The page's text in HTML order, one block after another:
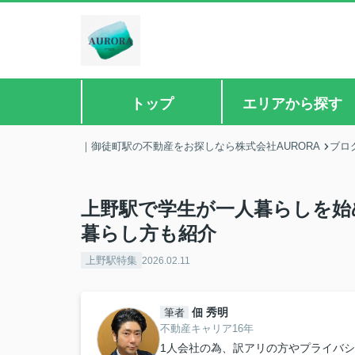
トップ エリアから探す
｜御徒町駅の不動産をお探しなら株式会社AURORA ブロ
上野駅で学生が一人暮らしを
暮らし方も紹介
上野駅特集 2026.02.11
筆者 佃 秀明
不動産キャリア16年
1人会社の為、訳アリの方やプライバ